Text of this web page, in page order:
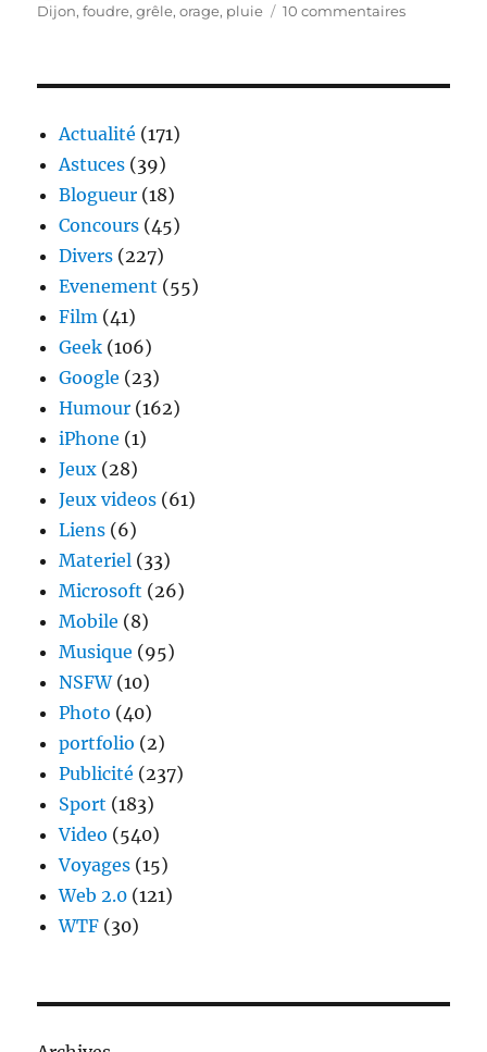
le
Dijon,foudre,grêle,orage, pluie 10 commentairessur
Actualité (171)
Astuces (39)
Blogueur (18)
Concours (45)
Divers (227)
Evenement (55)
Film (41)
Geek (106)
Google (23)
Humour (162)
iPhone (1)
Jeux (28)
Jeux videos (61)
Liens (6)
Materiel (33)
Microsoft (26)
Mobile (8)
Musique (95)
NSFW(10)
Photo (40)
portfolio (2)
Publicité (237)
Sport (183)
Video (540)
Voyages (15)
Web 2.0 (121)
WTF (30)